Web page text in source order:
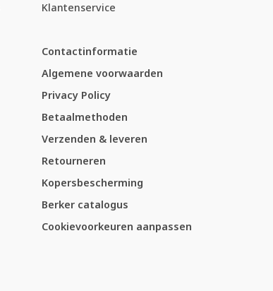
Klantenservice
Contactinformatie
Algemene voorwaarden
Privacy Policy
Betaalmethoden
Verzenden & leveren
Retourneren
Kopersbescherming
Berker catalogus
Cookievoorkeuren aanpassen